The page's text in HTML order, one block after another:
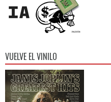
VUELVE EL VINILO